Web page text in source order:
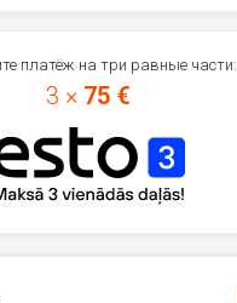
платёж на три равные части:
3 × 75 €